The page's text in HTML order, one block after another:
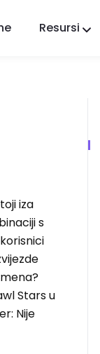
Resursi
iza
s
Stars u
Nije